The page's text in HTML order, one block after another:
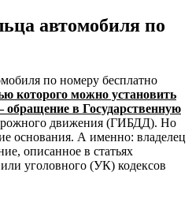
автомобиля по
которого можно установить
в Государственную
движения (ГИБДД). Но
основания. А именно: владелец
описанное в статьях
уголовного (УК) кодексов